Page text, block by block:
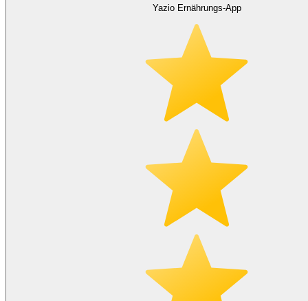
Yazio Ernährungs-App